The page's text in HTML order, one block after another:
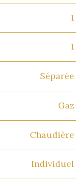
1
1
Séparée
Gaz
Chaudière
Individuel